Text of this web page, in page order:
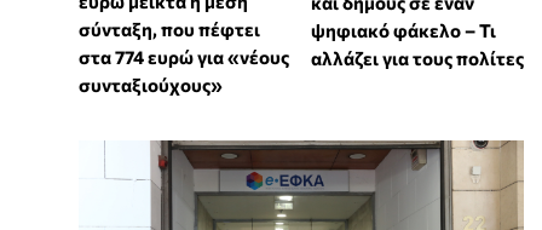
σύνταξη, που πέφτει
στα 774 ευρώ για «νέους
συνταξιούχους»
ψηφιακό φάκελο – Τι
αλλάζει για τους πολίτες